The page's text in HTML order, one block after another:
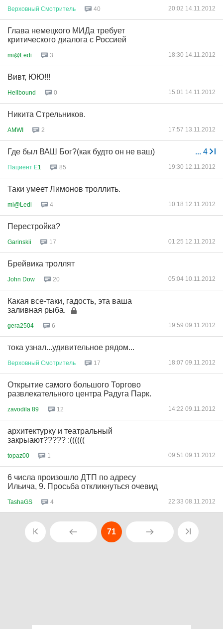
Верховный Смотритель 40 20:02 14.11.2012
Глава немецкого МИДа требует
критического диалога с Россией
mi@Ledi 3 18:30 14.11.2012
Вивт, ЮЮ!!!
Hellbound 0 15:01 14.11.2012
Никита Стрельников.
AMWI 2 17:57 13.11.2012
... 4
Где был ВАШ Бог?(как будто он не ваш)
Пациент Е1 85 19:30 12.11.2012
Таки умеет Лимонов троллить.
mi@Ledi 4 10:18 12.11.2012
Перестройка?
Garinskii 17 01:25 12.11.2012
Брейвика троллят
John Dow 20 05:04 10.11.2012
Какая все-таки, гадость, эта ваша
заливная рыба.
gera2504 6 19:59 09.11.2012
тока узнал...удивительное рядом...
Верховный Смотритель 17 18:07 09.11.2012
Открытие самого большого Торгово
развлекательного центра Радуга Парк.
zavodila 89 12 14:22 09.11.2012
архитектурку и театральный
закрыают????? :((((((
topaz00 1 09:51 09.11.2012
6 числа произошло ДТП по адресу
Ильича, 9. Просьба откликнуться очевид
TashaGS 4 22:33 08.11.2012
71